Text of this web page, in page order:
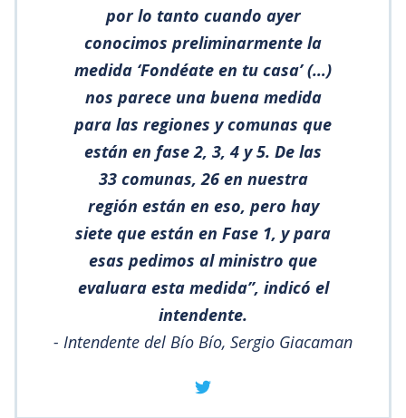
por lo tanto cuando ayer
conocimos preliminarmente la
medida ‘Fondéate en tu casa’ (…)
nos parece una buena medida
para las regiones y comunas que
están en fase 2, 3, 4 y 5. De las
33 comunas, 26 en nuestra
región están en eso, pero hay
siete que están en Fase 1, y para
esas pedimos al ministro que
evaluara esta medida”, indicó el
intendente.
- Intendente del Bío Bío, Sergio Giacaman